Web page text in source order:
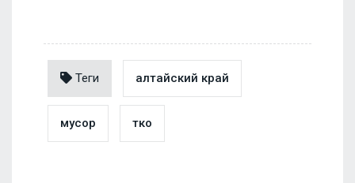
Теги алтайский край
мусор тко